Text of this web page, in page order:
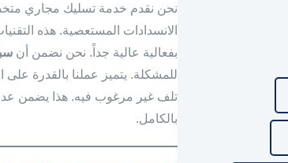
نحن نقدم خدمة تسليك مجاري
الانسدادات المستعصية. هذه
بفعالية عالية جداً. نحن نضمن أن
للمشكلة. يتميز عملنا بالقدرة
تلف غير مرغوب فيه. هذا يضمن
بالكامل.